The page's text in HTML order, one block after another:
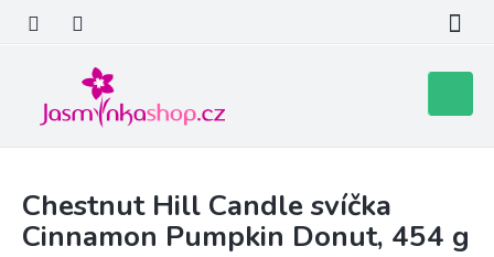
obsah
košík
Chestnut Hill Candle svíčka
Cinnamon Pumpkin Donut, 454 g